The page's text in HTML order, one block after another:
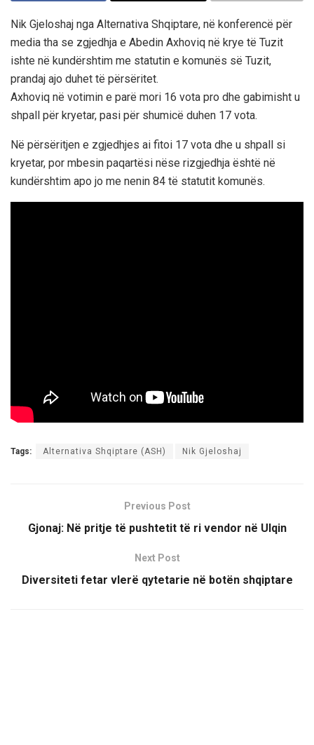
Nik Gjeloshaj nga Alternativa Shqiptare, në konferencë për
media tha se zgjedhja e Abedin Axhoviq në krye të Tuzit
ishte në kundërshtim me statutin e komunës së Tuzit,
prandaj ajo duhet të përsëritet.
Axhoviq në votimin e parë mori 16 vota pro dhe gabimisht u
shpall për kryetar, pasi për shumicë duhen 17 vota.
Në përsëritjen e zgjedhjes ai fitoi 17 vota dhe u shpall si
kryetar, por mbesin paqartësi nëse rizgjedhja është në
kundërshtim apo jo me nenin 84 të statutit komunës.
Tags: Alternativa Shqiptare (ASH) Nik Gjeloshaj
Previous Post
Gjonaj: Në pritje të pushtetit të ri vendor në Ulqin
Next Post
Diversiteti fetar vlerë qytetarie në botën shqiptare